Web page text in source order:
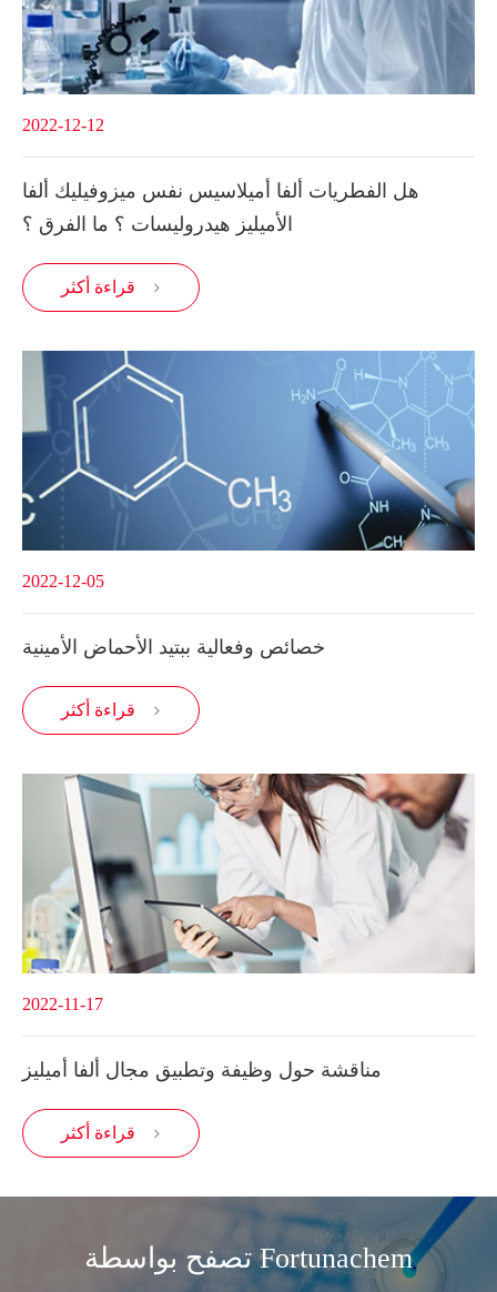
2022-12-12
هل الفطريات ألفا أميلاسيس نفس ميزوفيليك ألفا
الأميليز هيدروليسات ؟ ما الفرق ؟
قراءة أكثر 
2022-12-05
خصائص وفعالية ببتيد الأحماض الأمينية
قراءة أكثر 
2022-11-17
مناقشة حول وظيفة وتطبيق مجال ألفا أميليز
قراءة أكثر 
تصفح بواسطة Fortunachem